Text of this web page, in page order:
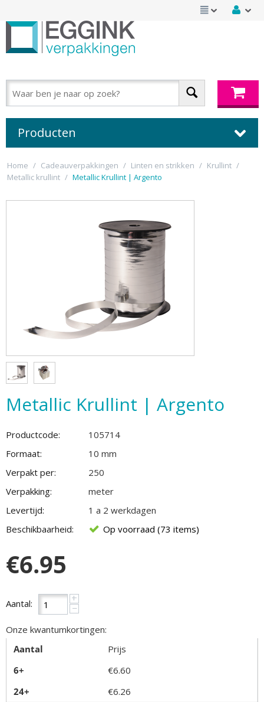
Producten
Home / Cadeauverpakkingen / Linten en strikken / Krullint /
Metallic krullint / Metallic Krullint | Argento
Metallic Krullint | Argento
Productcode:
105714
Formaat:
10 mm
Verpakt per:
250
Verpakking:
meter
Levertijd:
1 a 2 werkdagen
Beschikbaarheid:
Op voorraad (73 items)
€6.95
Aantal: +
−
Onze kwantumkortingen:
Aantal
Prijs
6+
€6.60
24+
€6.26